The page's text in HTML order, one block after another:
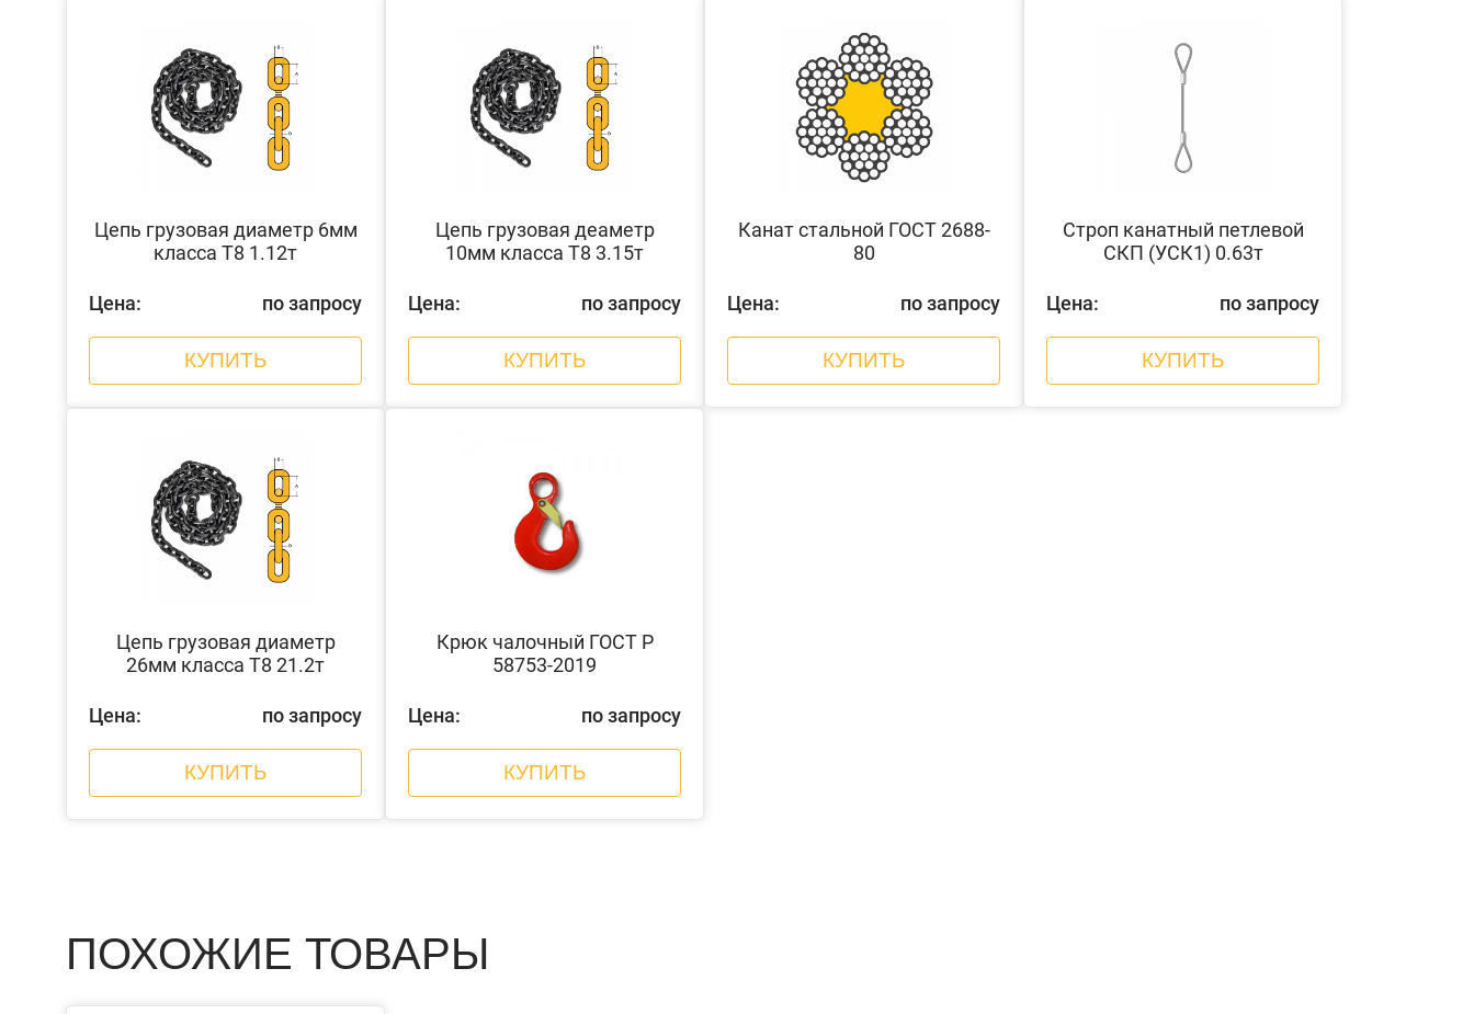
Цепь грузовая диаметр 6мм
класса Т8 1.12т
Цена: по запросу
КУПИТЬ
Цепь грузовая деаметр
10мм класса Т8 3.15т
Цена: по запросу
КУПИТЬ
Канат стальной ГОСТ 2688-
80
Цена: по запросу
КУПИТЬ
Строп канатный петлевой
СКП (УСК1) 0.63т
Цена: по запросу
КУПИТЬ
Цепь грузовая диаметр
26мм класса Т8 21.2т
Цена: по запросу
КУПИТЬ
Крюк чалочный ГОСТ Р
58753-2019
Цена: по запросу
КУПИТЬ
ПОХОЖИЕ ТОВАРЫ